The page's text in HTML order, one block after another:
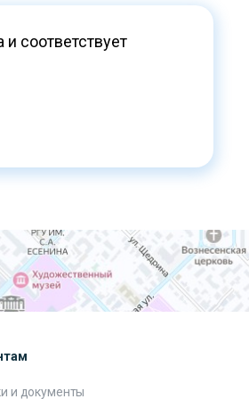
соответствует
и документы